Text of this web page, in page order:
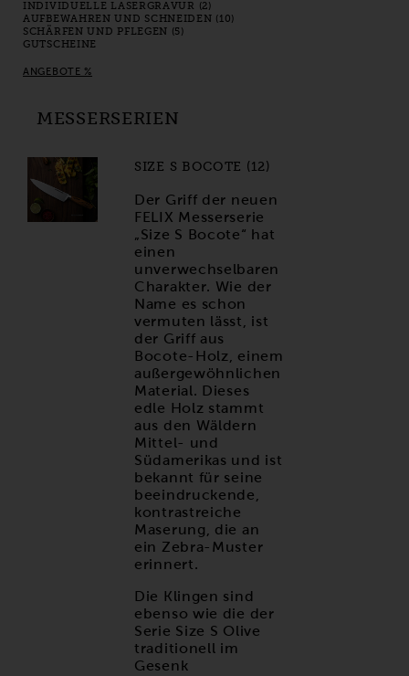
INDIVIDUELLE LASERGRAVUR (2)
AUFBEWAHREN UND SCHNEIDEN (10)
SCHÄRFEN UND PFLEGEN (5)
GUTSCHEINE
ANGEBOTE %
MESSERSERIEN
SIZE S BOCOTE (12)
Der Griff der neuen
FELIX Messerserie
„Size S Bocote“ hat
einen
unverwechselbaren
Charakter. Wie der
Name es schon
vermuten lässt, ist
der Griff aus
Bocote-Holz, einem
außergewöhnlichen
Material. Dieses
edle Holz stammt
aus den Wäldern
Mittel- und
Südamerikas und ist
bekannt für seine
beeindruckende,
kontrastreiche
Maserung, die an
ein Zebra-Muster
erinnert.
Die Klingen sind
ebenso wie die der
Serie Size S Olive
traditionell im
Gesenk